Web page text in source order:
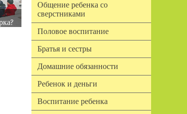
Общение ребенка со
сверстниками
Половое воспитание
Братья и сестры
Домашние обязанности
Ребенок и деньги
Воспитание ребенка